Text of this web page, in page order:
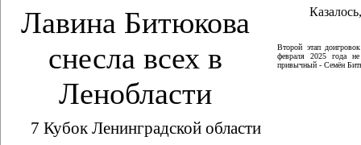
Лавина Битюкова
снесла всех в
Ленобласти
7 Кубок Ленинградской области
Второй этап
февраля 2025 года
привычный - Семён